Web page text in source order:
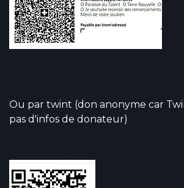
Ou par twint (don anonyme car
pas d'infos de donateur)